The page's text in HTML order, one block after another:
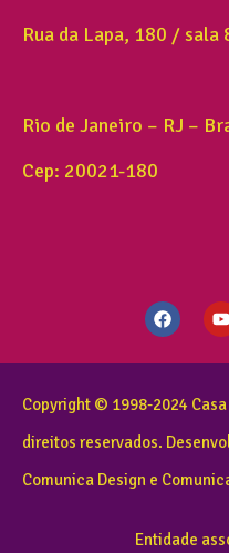
Rua da Lapa, 180 / sala
Rio de Janeiro – RJ –
Cep: 20021-180
Copyright © 1998-2024
direitos reservados.
Comunica Design e
Entidade